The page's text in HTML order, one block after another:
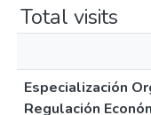
Total visits
Especialización
Regulación